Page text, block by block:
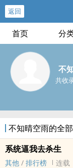
返回
首页 分
不
共收
不知晴空雨的全
系统逼我去杀生
其他 / 排行榜
连载